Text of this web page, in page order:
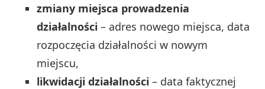
zmiany miejsca prowadzenia
działalności – adres nowego miejsca, data
rozpoczęcia działalności w nowym
miejscu,
likwidacji działalności – data faktycznej